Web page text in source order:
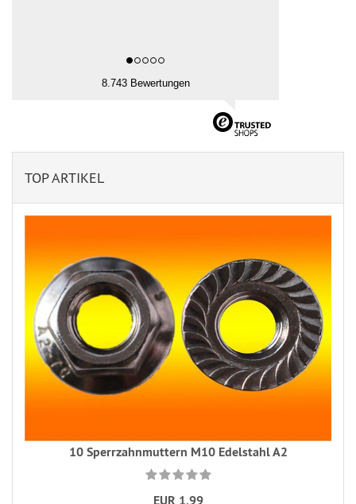
8.743 Bewertungen
TOP ARTIKEL
10 Sperrzahnmuttern M10 Edelstahl A2
EUR 1,99